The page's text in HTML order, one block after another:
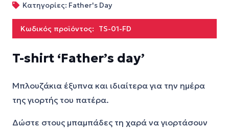
Κατηγορίες: Father's Day
Κωδικός προϊόντος: TS-01-FD
T-shirt ‘Father’s day’
Μπλουζάκια έξυπνα και ιδιαίτερα για την ημέρα
της γιορτής του πατέρα.
Δώστε στους μπαμπάδες τη χαρά να γιορτάσουν